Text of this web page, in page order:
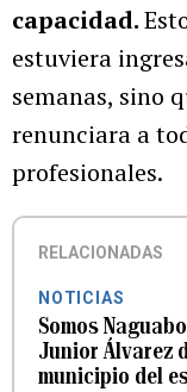
capacidad.
estuviera
semanas, sino
renunciara a
profesionales.
RELACIONADAS
NOTICIAS
Somos
Junior Álvarez
municipio del